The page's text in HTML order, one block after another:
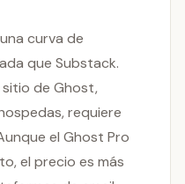
curva de
que Substack.
de Ghost,
requiere
el Ghost Pro
el precio es más